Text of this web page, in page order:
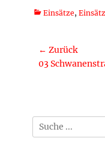
Kategorien
Einsätze,
← Zurück
Vorheriger
03
Suche
nach: